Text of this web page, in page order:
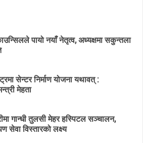
पायो नयाँ नेतृत्व, अध्यक्षमा सकुन्तला
सेन्टर निर्माण योजना यथावत् :
मेहता
गान्धी तुलसी मेहर हस्पिटल सञ्चालन,
सेवा विस्तारको लक्ष्य